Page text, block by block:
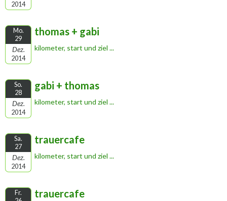
2014
Mo.
29
Dez.
2014
thomas + gabi
kilometer, start und ziel ...
So.
28
Dez.
2014
gabi + thomas
kilometer, start und ziel ...
Sa.
27
Dez.
2014
trauercafe
kilometer, start und ziel ...
Fr.
trauercafe